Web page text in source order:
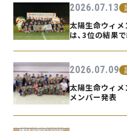
2026.07.13
太陽生命ウィ
は、3位の結果
2026.07.09
太陽生命ウィ
メンバー発表